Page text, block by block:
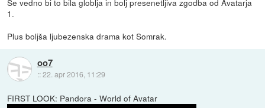
1.
Plus boljša ljubezenska drama kot Somrak.
oo7
::22. apr 2016, 11:29
FIRST LOOK: Pandora - World of Avatar